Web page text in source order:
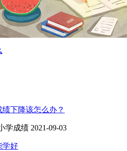
下降该怎么办？
学成绩 2021-09-03
学好